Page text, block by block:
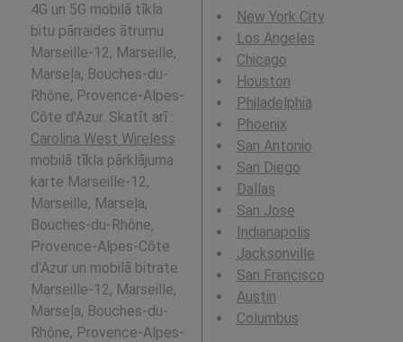
4G un 5G mobilā tīkla
bitu pārraides ātrumu
Marseille-12, Marseille,
Marseļa, Bouches-du-
Rhône, Provence-Alpes-
Côte d'Azur. Skatīt arī :
Carolina West Wireless
mobilā tīkla pārklājuma
karte Marseille-12,
Marseille, Marseļa,
Bouches-du-Rhône,
Provence-Alpes-Côte
d'Azur un mobilā bitrate
Marseille-12, Marseille,
Marseļa, Bouches-du-
Rhône, Provence-Alpes-
New York City
Los Angeles
Chicago
Houston
Philadelphia
Phoenix
San Antonio
San Diego
Dallas
San Jose
Indianapolis
Jacksonville
San Francisco
Austin
Columbus